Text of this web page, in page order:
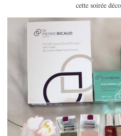
ESPAGNE
FRANCE
GRÈCE
HONGRIE
ITALIE
PAYS BAS
RÉPUBLIQUE TCHÈQUE
OCÉANIE
cette soirée